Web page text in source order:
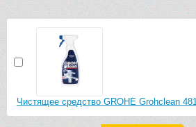
Чистящее средство GROHE Grohclean